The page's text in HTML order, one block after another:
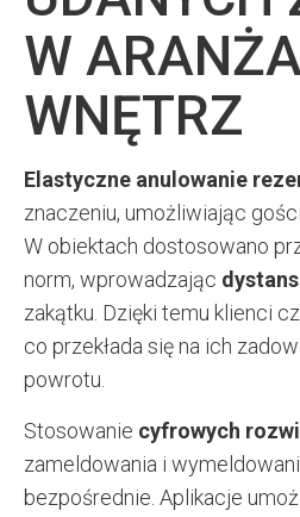
W
WNĘTRZ
Elastyczne anulowanie
znaczeniu, umożliwiając
W obiektach dostosowano
norm, wprowadzając
zakątku. Dzięki temu klienci
co przekłada się na ich
powrotu.
Stosowanie cyfrowych
zameldowania i
bezpośrednie. Aplikacje